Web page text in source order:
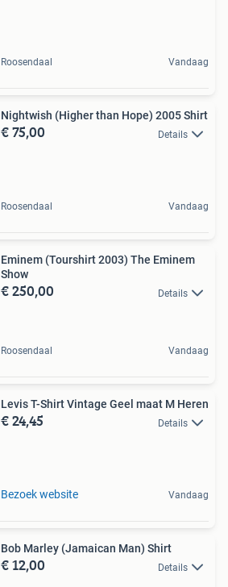
Roosendaal Vandaag
Nightwish (Higher than Hope) 2005 Shirt
€ 75,00 Details
Roosendaal Vandaag
Eminem (Tourshirt 2003) The Eminem
Show
€ 250,00 Details
Roosendaal Vandaag
Levis T-Shirt Vintage Geel maat M Heren
€ 24,45 Details
Bezoek website Vandaag
Bob Marley (Jamaican Man) Shirt
€ 12,00 Details